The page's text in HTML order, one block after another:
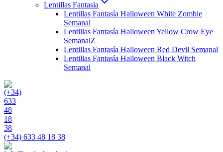
Lentillas Fantasia
Lentillas Fantasía Halloween White Zombie
Semanal
Lentillas Fantasía Halloween Yellow Crow Eye
SemanalZ
Lentillas Fantasía Halloween Red Devil Semanal
Lentillas Fantasía Halloween Black Witch
Semanal
(+34) 633 48 18 38